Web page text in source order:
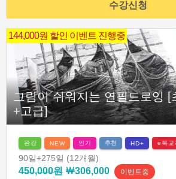
수강신청
144,000원 할인 이벤트 진행중
그림이 쉬워지는 연필드로잉 [
+고급]
완강 NEW 인기 추천 HD+ e북교
90일+275일 (12개월)
450,000원￦306,000 이벤트중